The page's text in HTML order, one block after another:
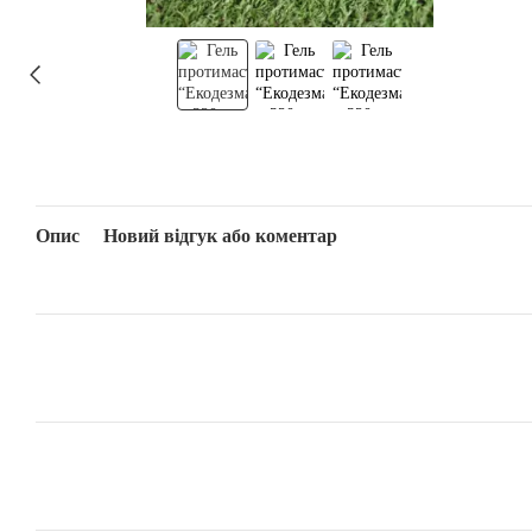
Опис Новий відгук або коментар